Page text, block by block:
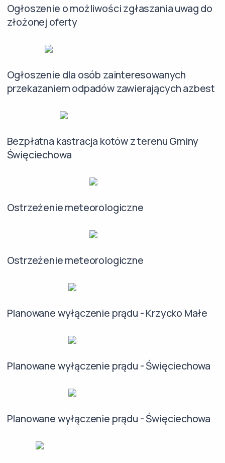
Ogłoszenie o możliwości zgłaszania uwag do
złożonej oferty
Ogłoszenie dla osób zainteresowanych
przekazaniem odpadów zawierających azbest
Bezpłatna kastracja kotów z terenu Gminy
Święciechowa
Ostrzeżenie meteorologiczne
Ostrzeżenie meteorologiczne
Planowane wyłączenie prądu - Krzycko Małe
Planowane wyłączenie prądu - Święciechowa
Planowane wyłączenie prądu - Święciechowa